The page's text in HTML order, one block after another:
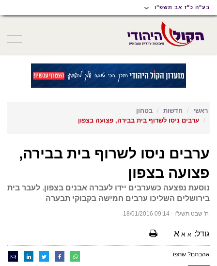
תפריט
נגישות
תפריט
ראשי
תוכן
ראשי
בע"ה כ"ז אב תשפ"ו
ראשי חדשות
בטחון
ערבים ניסו לשרוף בית בבירה, פצועה בצפון
ערבים ניסו לשרוף בית בבירה,
פצועה בצפון
נוסעת נפצעה כשערבים יידו לעברה אבנים בצפון. לעבר בית
בירושלים השליכו ערבים חמישה בקבוקי תבערה
ח' שבט תשע"ו - 09:14 18/01/2016
גודל: א א א
אהבתם? שתפו